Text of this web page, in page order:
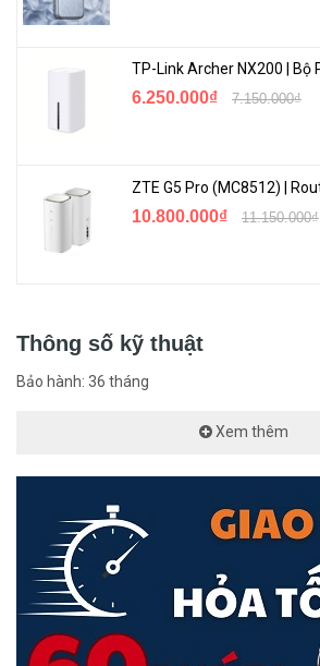
6.250.000₫ 7.150.000₫
10.800.000₫ 11.150.000₫
Thông số kỹ thuật
Bảo hành: 36 tháng
Xem thêm